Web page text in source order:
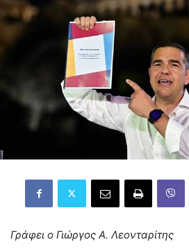
Γράφει ο Γιώργος Α. Λεονταρίτης